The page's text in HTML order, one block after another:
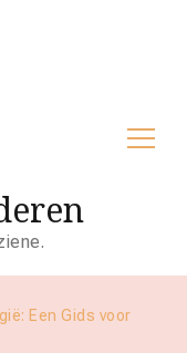
Een Gids voor